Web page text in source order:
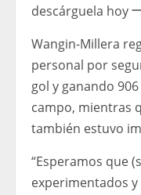
descárguela hoy
Wangin-Millera
personal por
gol y ganando
campo, mientras
también estuvo
“Esperamos que
experimentados y